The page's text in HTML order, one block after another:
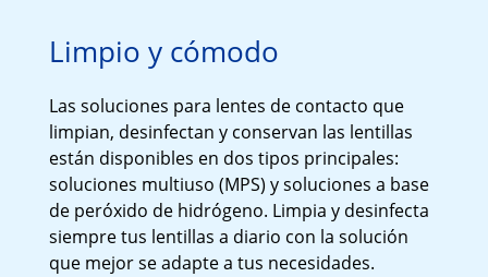
Limpio y cómodo
Las soluciones para lentes de contacto que
limpian, desinfectan y conservan las lentillas
están disponibles en dos tipos principales:
soluciones multiuso (MPS) y soluciones a base
de peróxido de hidrógeno. Limpia y desinfecta
siempre tus lentillas a diario con la solución
que mejor se adapte a tus necesidades.